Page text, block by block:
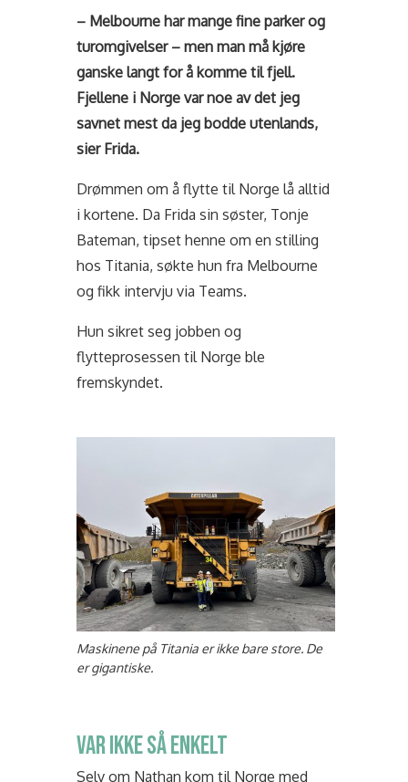
– Melbourne har mange fine parker og
turomgivelser – men man må kjøre
ganske langt for å komme til fjell.
Fjellene i Norge var noe av det jeg
savnet mest da jeg bodde utenlands,
sier Frida.
Drømmen om å flytte til Norge lå alltid
i kortene. Da Frida sin søster, Tonje
Bateman, tipset henne om en stilling
hos Titania, søkte hun fra Melbourne
og fikk intervju via Teams.
Hun sikret seg jobben og
flytteprosessen til Norge ble
fremskyndet.
Maskinene på Titania er ikke bare store. De
er gigantiske.
VAR IKKE SÅ ENKELT
Selv om Nathan kom til Norge med